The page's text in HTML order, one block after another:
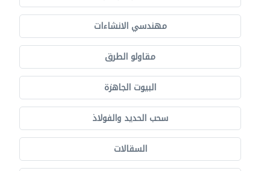
مهندسي الانشاءات
مقاولو الطرق
البيوت الجاهزة
سحب الحديد والفولاذ
السقالات